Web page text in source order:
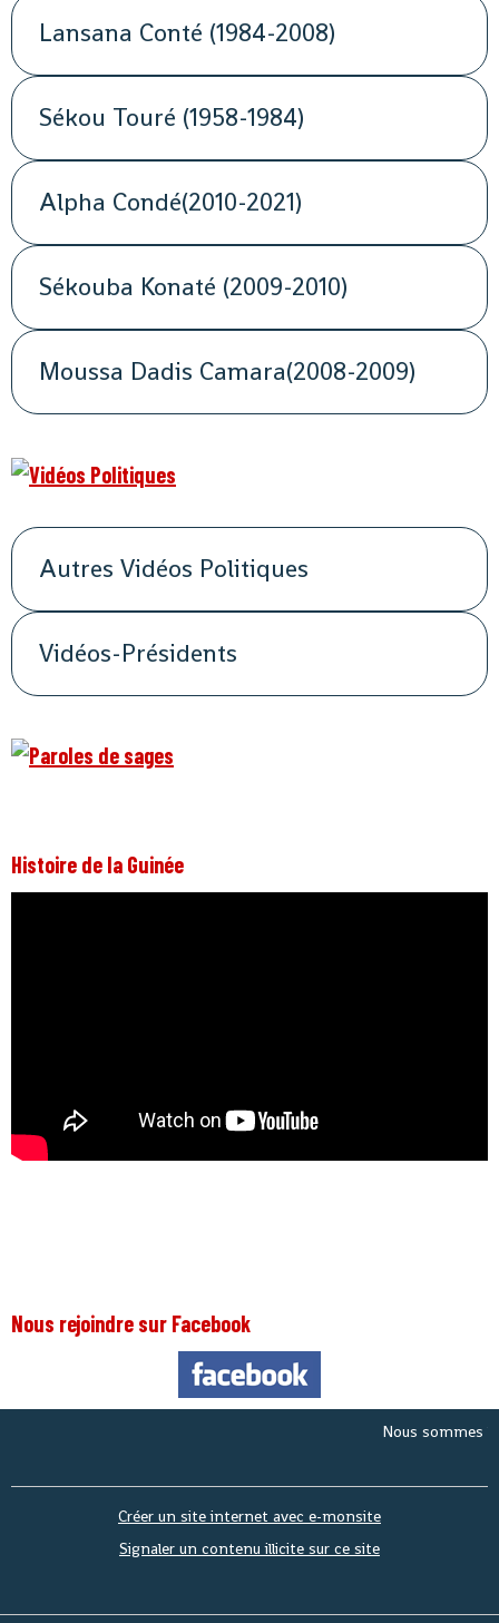
Lansana Conté (1984-2008)
Sékou Touré (1958-1984)
Alpha Condé(2010-2021)
Sékouba Konaté (2009-2010)
Moussa Dadis Camara(2008-2009)
Autres Vidéos Politiques
Vidéos-Présidents
Histoire de la Guinée
Nous rejoindre sur Facebook
Nous sommes le
Créer un site internet avec e-monsite
Signaler un contenu illicite sur ce site